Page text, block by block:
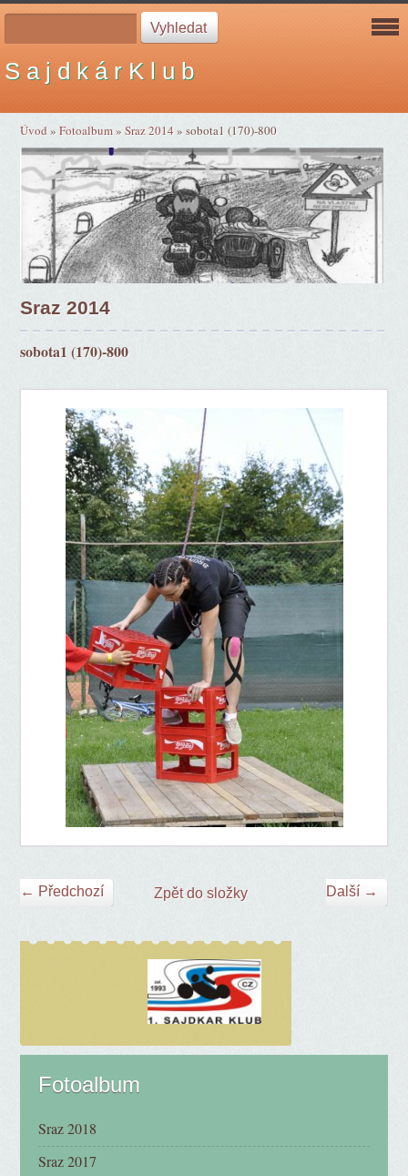
S a j d k á r K l u b
Úvod »Fotoalbum»Sraz 2014»sobota1 (170)-800
Sraz 2014
sobota1 (170)-800
← Předchozí Další →
Zpět do složky
Fotoalbum
Sraz 2018
Sraz 2017